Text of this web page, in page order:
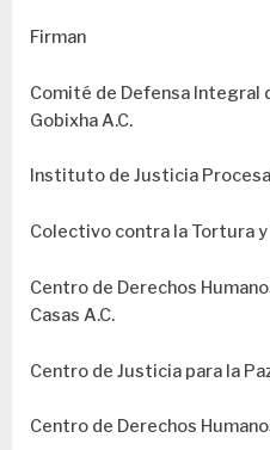
Firman
Comité de Defensa Integral
Gobixha A.C.
Instituto de Justicia
Colectivo contra la Tortura y
Centro de Derechos
Casas A.C.
Centro de Justicia para la
Centro de Derechos